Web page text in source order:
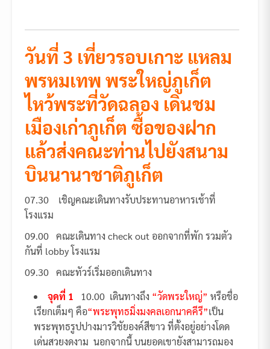
วันที่ 3 เที่ยวรอบเกาะ แหลม
พรหมเทพ พระใหญ่ภูเก็ต
ไหว้พระที่วัดฉลอง เดินชม
เมืองเก่าภูเก็ต ซื้อของฝาก
แล้วส่งคณะท่านไปยังสนาม
บินนานาชาติภูเก็ต
07.30 เชิญคณะเดินทางรับประทานอาหารเช้าที่
โรงแรม
09.00 คณะเดินทาง check out ออกจากที่พัก รวมตัว
กันที่ lobby โรงแรม
09.30 คณะทัวร์เริ่มออกเดินทาง
จุดที่ 1 10.00 เดินทางถึง “วัดพระใหญ่” หรือชื่อ
เรียกเต็มๆ คือ“พระพุทธมิ่งมงคลเอกนาคคีรี”เป็น
พระพุทธรูปปางมารวิชัยองค์สีขาว ที่ตั้งอยู่อย่างโดด
เด่นสวยงดงาม นอกจากนี้ บนยอดเขายังสามารถมอง